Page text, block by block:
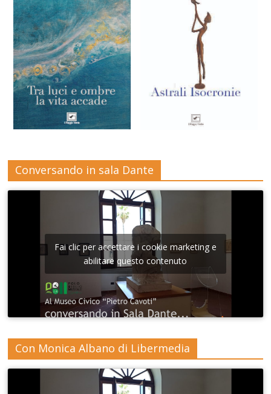
Conversando in sala Dante
Fai clic per accettare i cookie marketing e
abilitare questo contenuto
Con Monica Albano di Libermedia